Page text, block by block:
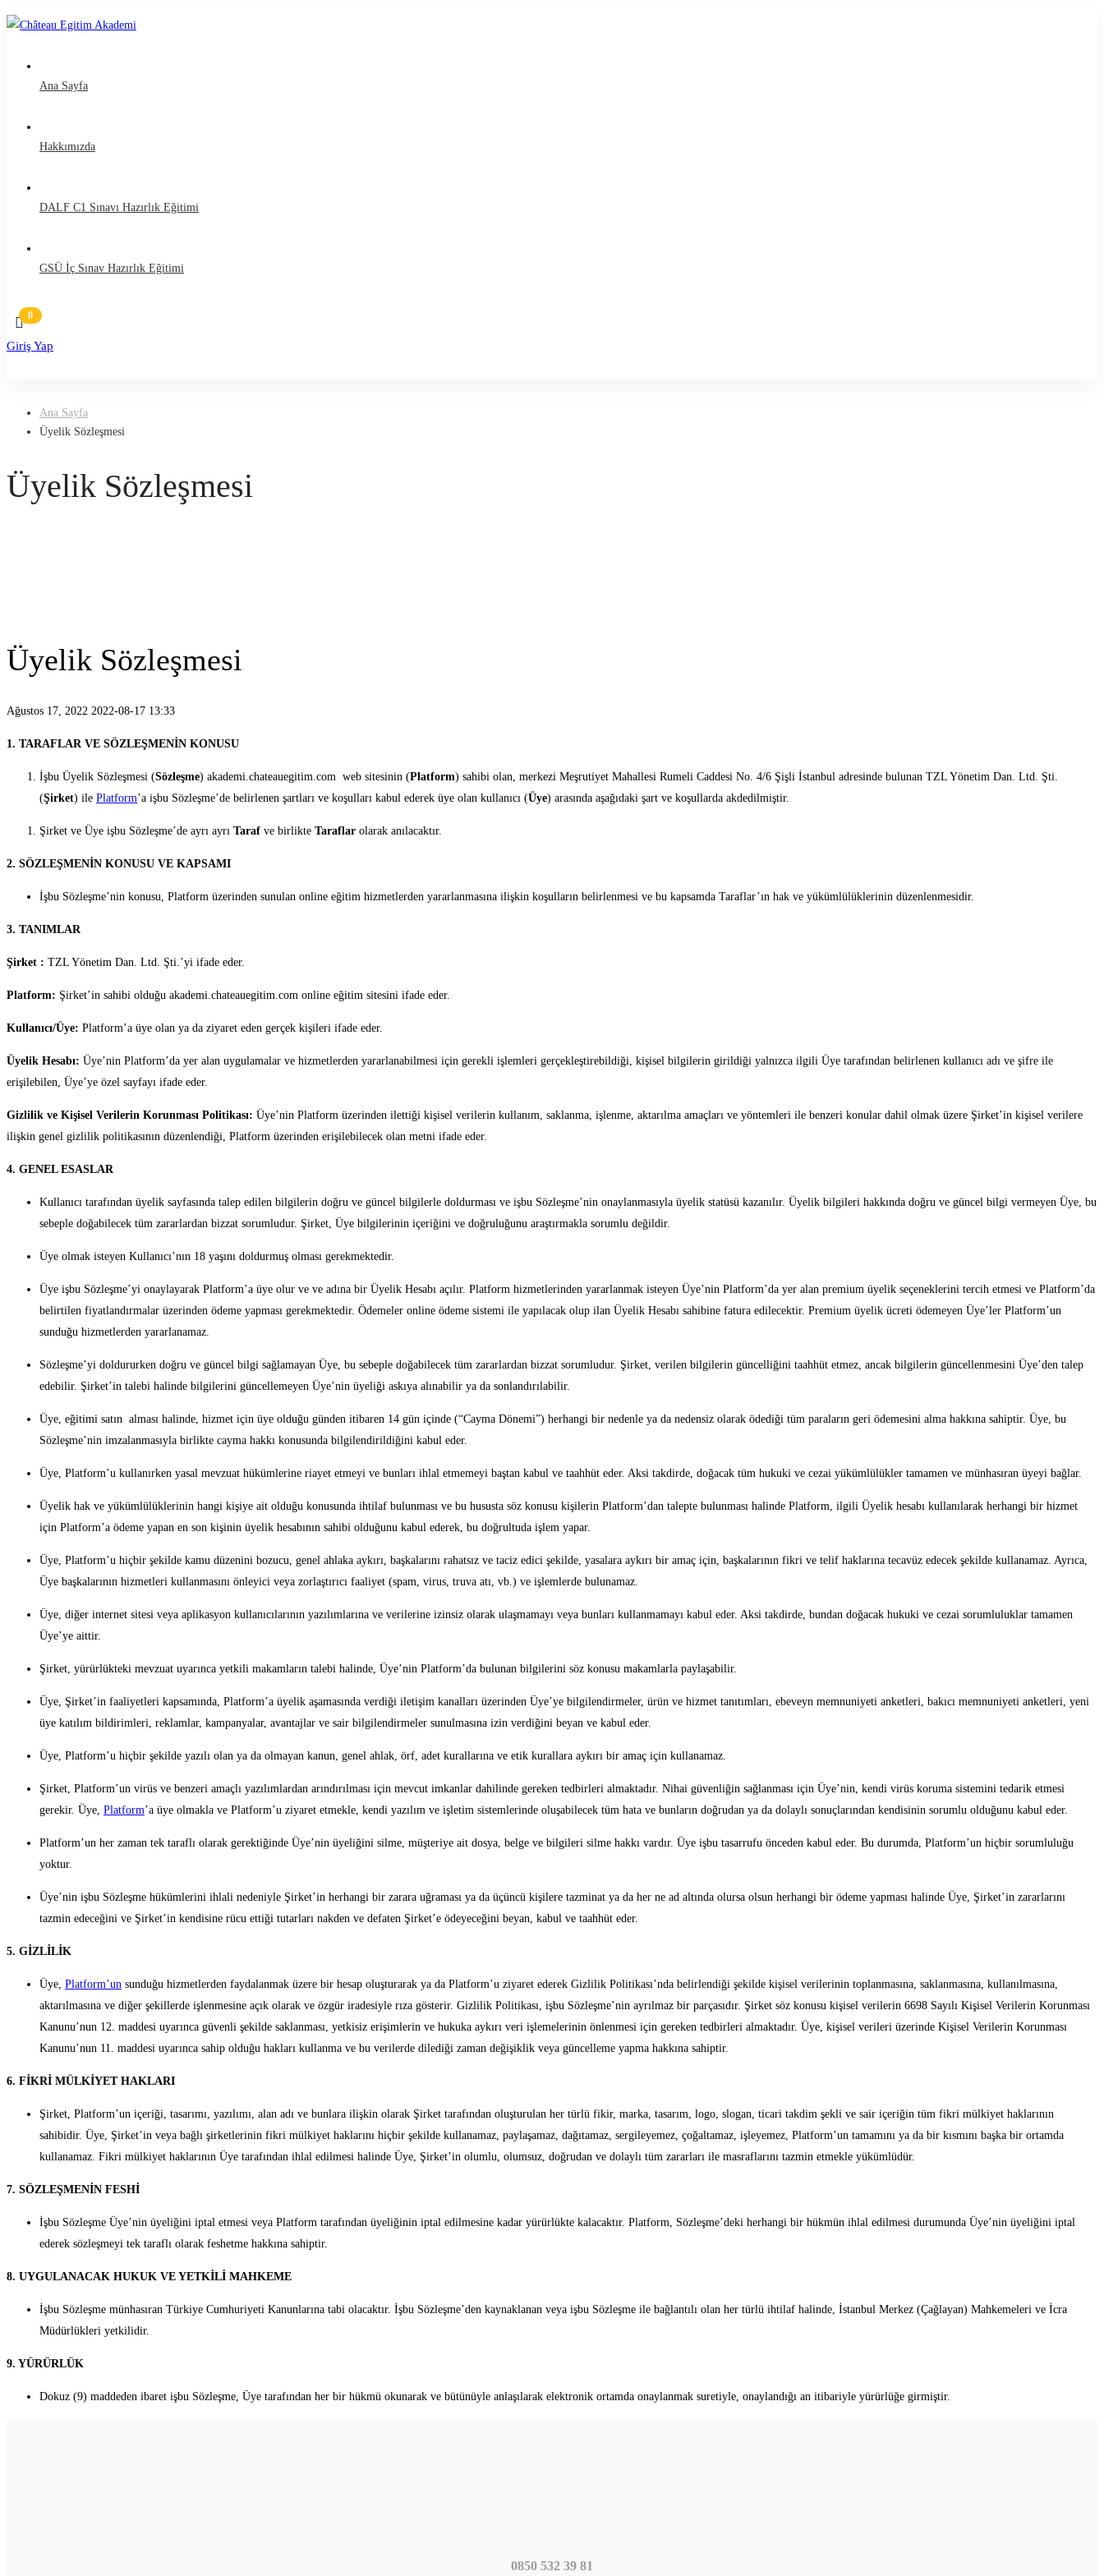
Ana Sayfa
Hakkımızda
DALF C1 Sınavı Hazırlık Eğitimi
GSÜ İç Sınav Hazırlık Eğitimi
Giriş Yap
Ana Sayfa
Üyelik Sözleşmesi
Üyelik Sözleşmesi
Üyelik Sözleşmesi
Ağustos 17, 2022 2022-08-17 13:33
1. TARAFLAR VE SÖZLEŞMENİN KONUSU
İşbu Üyelik Sözleşmesi (Sözleşme) akademi.chateauegitim.com web sitesinin (Platform) sahibi olan, merkezi Meşrutiyet Mahallesi Rumeli Caddesi No. 4/6 Şişli İstanbul adresinde bulunan TZL Yönetim Dan. Ltd. Şti.
(Şirket) ile Platform’a işbu Sözleşme’de belirlenen şartları ve koşulları kabul ederek üye olan kullanıcı (Üye) arasında aşağıdaki şart ve koşullarda akdedilmiştir.
Şirket ve Üye işbu Sözleşme’de ayrı ayrı Taraf ve birlikte Taraflar olarak anılacaktır.
2. SÖZLEŞMENİN KONUSU VE KAPSAMI
İşbu Sözleşme’nin konusu, Platform üzerinden sunulan online eğitim hizmetlerden yararlanmasına ilişkin koşulların belirlenmesi ve bu kapsamda Taraflar’ın hak ve yükümlülüklerinin düzenlenmesidir.
3. TANIMLAR
Şirket : TZL Yönetim Dan. Ltd. Şti.’yi ifade eder.
Platform: Şirket’in sahibi olduğu akademi.chateauegitim.com online eğitim sitesini ifade eder.
Kullanıcı/Üye: Platform’a üye olan ya da ziyaret eden gerçek kişileri ifade eder.
Üyelik Hesabı: Üye’nin Platform’da yer alan uygulamalar ve hizmetlerden yararlanabilmesi için gerekli işlemleri gerçekleştirebildiği, kişisel bilgilerin girildiği yalnızca ilgili Üye tarafından belirlenen kullanıcı adı ve şifre ile
erişilebilen, Üye’ye özel sayfayı ifade eder.
Gizlilik ve Kişisel Verilerin Korunması Politikası: Üye’nin Platform üzerinden ilettiği kişisel verilerin kullanım, saklanma, işlenme, aktarılma amaçları ve yöntemleri ile benzeri konular dahil olmak üzere Şirket’in kişisel verilere
ilişkin genel gizlilik politikasının düzenlendiği, Platform üzerinden erişilebilecek olan metni ifade eder.
4. GENEL ESASLAR
Kullanıcı tarafından üyelik sayfasında talep edilen bilgilerin doğru ve güncel bilgilerle doldurması ve işbu Sözleşme’nin onaylanmasıyla üyelik statüsü kazanılır. Üyelik bilgileri hakkında doğru ve güncel bilgi vermeyen Üye, bu
sebeple doğabilecek tüm zararlardan bizzat sorumludur. Şirket, Üye bilgilerinin içeriğini ve doğruluğunu araştırmakla sorumlu değildir.
Üye olmak isteyen Kullanıcı’nın 18 yaşını doldurmuş olması gerekmektedir.
Üye işbu Sözleşme’yi onaylayarak Platform’a üye olur ve ve adına bir Üyelik Hesabı açılır. Platform hizmetlerinden yararlanmak isteyen Üye’nin Platform’da yer alan premium üyelik seçeneklerini tercih etmesi ve Platform’da
belirtilen fiyatlandırmalar üzerinden ödeme yapması gerekmektedir. Ödemeler online ödeme sistemi ile yapılacak olup ilan Üyelik Hesabı sahibine fatura edilecektir. Premium üyelik ücreti ödemeyen Üye’ler Platform’un
sunduğu hizmetlerden yararlanamaz.
Sözleşme’yi doldururken doğru ve güncel bilgi sağlamayan Üye, bu sebeple doğabilecek tüm zararlardan bizzat sorumludur. Şirket, verilen bilgilerin güncelliğini taahhüt etmez, ancak bilgilerin güncellenmesini Üye’den talep
edebilir. Şirket’in talebi halinde bilgilerini güncellemeyen Üye’nin üyeliği askıya alınabilir ya da sonlandırılabilir.
Üye, eğitimi satın alması halinde, hizmet için üye olduğu günden itibaren 14 gün içinde (“Cayma Dönemi”) herhangi bir nedenle ya da nedensiz olarak ödediği tüm paraların geri ödemesini alma hakkına sahiptir. Üye, bu
Sözleşme’nin imzalanmasıyla birlikte cayma hakkı konusunda bilgilendirildiğini kabul eder.
Üye, Platform’u kullanırken yasal mevzuat hükümlerine riayet etmeyi ve bunları ihlal etmemeyi baştan kabul ve taahhüt eder. Aksi takdirde, doğacak tüm hukuki ve cezai yükümlülükler tamamen ve münhasıran üyeyi bağlar.
Üyelik hak ve yükümlülüklerinin hangi kişiye ait olduğu konusunda ihtilaf bulunması ve bu hususta söz konusu kişilerin Platform’dan talepte bulunması halinde Platform, ilgili Üyelik hesabı kullanılarak herhangi bir hizmet
için Platform’a ödeme yapan en son kişinin üyelik hesabının sahibi olduğunu kabul ederek, bu doğrultuda işlem yapar.
Üye, Platform’u hiçbir şekilde kamu düzenini bozucu, genel ahlaka aykırı, başkalarını rahatsız ve taciz edici şekilde, yasalara aykırı bir amaç için, başkalarının fikri ve telif haklarına tecavüz edecek şekilde kullanamaz. Ayrıca,
Üye başkalarının hizmetleri kullanmasını önleyici veya zorlaştırıcı faaliyet (spam, virus, truva atı, vb.) ve işlemlerde bulunamaz.
Üye, diğer internet sitesi veya aplikasyon kullanıcılarının yazılımlarına ve verilerine izinsiz olarak ulaşmamayı veya bunları kullanmamayı kabul eder. Aksi takdirde, bundan doğacak hukuki ve cezai sorumluluklar tamamen
Üye’ye aittir.
Şirket, yürürlükteki mevzuat uyarınca yetkili makamların talebi halinde, Üye’nin Platform’da bulunan bilgilerini söz konusu makamlarla paylaşabilir.
Üye, Şirket’in faaliyetleri kapsamında, Platform’a üyelik aşamasında verdiği iletişim kanalları üzerinden Üye’ye bilgilendirmeler, ürün ve hizmet tanıtımları, ebeveyn memnuniyeti anketleri, bakıcı memnuniyeti anketleri, yeni
üye katılım bildirimleri, reklamlar, kampanyalar, avantajlar ve sair bilgilendirmeler sunulmasına izin verdiğini beyan ve kabul eder.
Üye, Platform’u hiçbir şekilde yazılı olan ya da olmayan kanun, genel ahlak, örf, adet kurallarına ve etik kurallara aykırı bir amaç için kullanamaz.
Şirket, Platform’un virüs ve benzeri amaçlı yazılımlardan arındırılması için mevcut imkanlar dahilinde gereken tedbirleri almaktadır. Nihai güvenliğin sağlanması için Üye’nin, kendi virüs koruma sistemini tedarik etmesi
gerekir. Üye, Platform’a üye olmakla ve Platform’u ziyaret etmekle, kendi yazılım ve işletim sistemlerinde oluşabilecek tüm hata ve bunların doğrudan ya da dolaylı sonuçlarından kendisinin sorumlu olduğunu kabul eder.
Platform’un her zaman tek taraflı olarak gerektiğinde Üye’nin üyeliğini silme, müşteriye ait dosya, belge ve bilgileri silme hakkı vardır. Üye işbu tasarrufu önceden kabul eder. Bu durumda, Platform’un hiçbir sorumluluğu
yoktur.
Üye’nin işbu Sözleşme hükümlerini ihlali nedeniyle Şirket’in herhangi bir zarara uğraması ya da üçüncü kişilere tazminat ya da her ne ad altında olursa olsun herhangi bir ödeme yapması halinde Üye, Şirket’in zararlarını
tazmin edeceğini ve Şirket’in kendisine rücu ettiği tutarları nakden ve defaten Şirket’e ödeyeceğini beyan, kabul ve taahhüt eder.
5. GİZLİLİK
Üye, Platform’un sunduğu hizmetlerden faydalanmak üzere bir hesap oluşturarak ya da Platform’u ziyaret ederek Gizlilik Politikası’nda belirlendiği şekilde kişisel verilerinin toplanmasına, saklanmasına, kullanılmasına,
aktarılmasına ve diğer şekillerde işlenmesine açık olarak ve özgür iradesiyle rıza gösterir. Gizlilik Politikası, işbu Sözleşme’nin ayrılmaz bir parçasıdır. Şirket söz konusu kişisel verilerin 6698 Sayılı Kişisel Verilerin Korunması
Kanunu’nun 12. maddesi uyarınca güvenli şekilde saklanması, yetkisiz erişimlerin ve hukuka aykırı veri işlemelerinin önlenmesi için gereken tedbirleri almaktadır. Üye, kişisel verileri üzerinde Kişisel Verilerin Korunması
Kanunu’nun 11. maddesi uyarınca sahip olduğu hakları kullanma ve bu verilerde dilediği zaman değişiklik veya güncelleme yapma hakkına sahiptir.
6. FİKRİ MÜLKİYET HAKLARI
Şirket, Platform’un içeriği, tasarımı, yazılımı, alan adı ve bunlara ilişkin olarak Şirket tarafından oluşturulan her türlü fikir, marka, tasarım, logo, slogan, ticari takdim şekli ve sair içeriğin tüm fikri mülkiyet haklarının
sahibidir. Üye, Şirket’in veya bağlı şirketlerinin fikri mülkiyet haklarını hiçbir şekilde kullanamaz, paylaşamaz, dağıtamaz, sergileyemez, çoğaltamaz, işleyemez, Platform’un tamamını ya da bir kısmını başka bir ortamda
kullanamaz. Fikri mülkiyet haklarının Üye tarafından ihlal edilmesi halinde Üye, Şirket’in olumlu, olumsuz, doğrudan ve dolaylı tüm zararları ile masraflarını tazmin etmekle yükümlüdür.
7. SÖZLEŞMENİN FESHİ
İşbu Sözleşme Üye’nin üyeliğini iptal etmesi veya Platform tarafından üyeliğinin iptal edilmesine kadar yürürlükte kalacaktır. Platform, Sözleşme’deki herhangi bir hükmün ihlal edilmesi durumunda Üye’nin üyeliğini iptal
ederek sözleşmeyi tek taraflı olarak feshetme hakkına sahiptir.
8. UYGULANACAK HUKUK VE YETKİLİ MAHKEME
İşbu Sözleşme münhasıran Türkiye Cumhuriyeti Kanunlarına tabi olacaktır. İşbu Sözleşme’den kaynaklanan veya işbu Sözleşme ile bağlantılı olan her türlü ihtilaf halinde, İstanbul Merkez (Çağlayan) Mahkemeleri ve İcra
Müdürlükleri yetkilidir.
9. YÜRÜRLÜK
Dokuz (9) maddeden ibaret işbu Sözleşme, Üye tarafından her bir hükmü okunarak ve bütünüyle anlaşılarak elektronik ortamda onaylanmak suretiyle, onaylandığı an itibariyle yürürlüğe girmiştir.
0850 532 39 81